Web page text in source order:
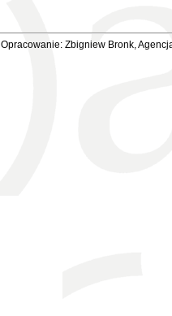
Opracowanie: Zbigniew Bronk,